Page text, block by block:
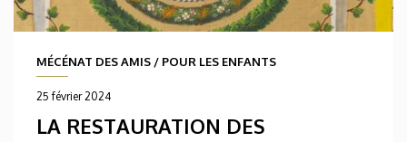
MÉCÉNAT DES AMIS / POUR LES ENFANTS
25 février 2024
LA RESTAURATION DES